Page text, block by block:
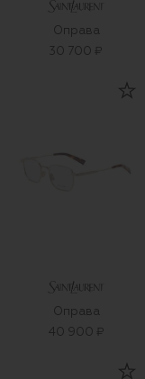
Оправа
30 700 ₽
Оправа
40 900 ₽